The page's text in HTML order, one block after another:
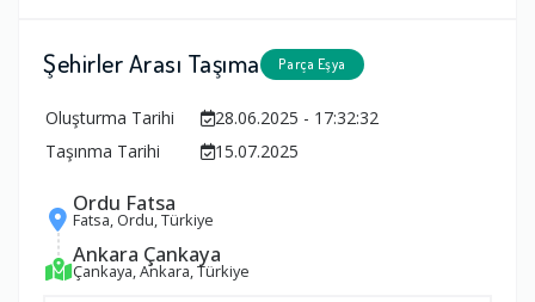
Şehirler Arası Taşıma Parça Eşya
Oluşturma Tarihi
28.06.2025 - 17:32:32
Taşınma Tarihi
15.07.2025
Ordu Fatsa
Fatsa, Ordu, Türkiye
Ankara Çankaya
Çankaya, Ankara, Türkiye